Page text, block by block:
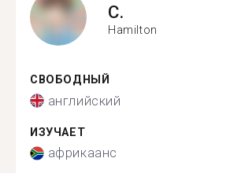
C.
Hamilton
СВОБОДНЫЙ
английский
ИЗУЧАЕТ
африкаанс